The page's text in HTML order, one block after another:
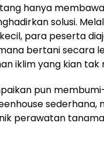
hanya
solusi.
para peserta
bertani secara
iklim yang kian tak
pun
sederhana,
perawatan